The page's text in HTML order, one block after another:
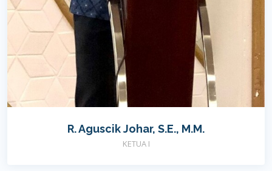
R. Aguscik Johar, S.E., M.M.
KETUA I